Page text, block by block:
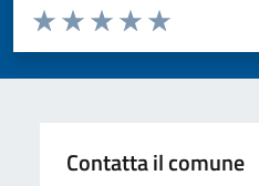
Valuta da 1 a 5 stelle la pagina
Valuta 5 stelle
Valuta 4 stelle su 5
Valuta 3 stelle su 5
Valuta 2 stelle su 5
Valuta 1 stelle su 5
Contatta il comune